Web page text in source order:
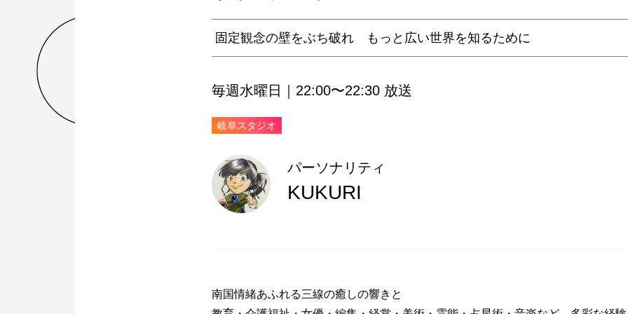
固定観念の壁をぶち破れ もっと広い世界を知るために
毎週水曜日｜22:00〜22:30 放送
岐阜スタジオ
パーソナリティ
KUKURI
南国情緒あふれる三線の癒しの響きと